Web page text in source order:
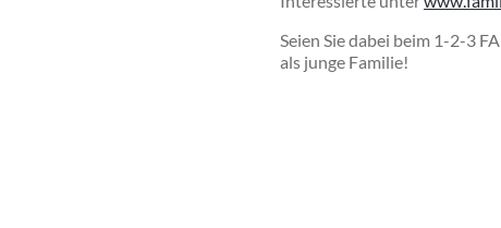
Seien Sie dabei beim 1-2-3
als junge Familie!